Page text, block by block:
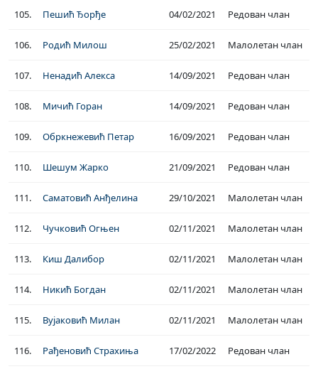
105. Пешић Ђорђе 04/02/2021 Редован члан
106. Родић Милош 25/02/2021 Малолетан члан
107. Ненадић Алекса 14/09/2021 Редован члан
108. Мичић Горан 14/09/2021 Редован члан
109. Обркнежевић Петар 16/09/2021 Редован члан
110. Шешум Жарко 21/09/2021 Редован члан
111. Саматовић Анђелина 29/10/2021 Малолетан члан
112. Чучковић Огњен 02/11/2021 Малолетан члан
113. Киш Далибор 02/11/2021 Малолетан члан
114. Никић Богдан 02/11/2021 Малолетан члан
115. Вујаковић Милан 02/11/2021 Малолетан члан
116. Рађеновић Страхиња 17/02/2022 Редован члан